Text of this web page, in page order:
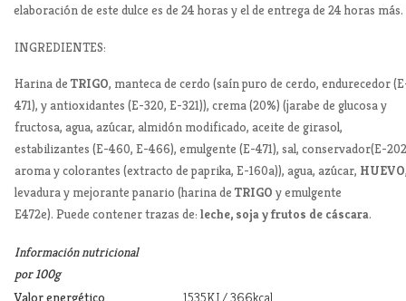
elaboración de este dulce es de 24 horas y el de entrega de 24 horas más.
INGREDIENTES:
Harina deTRIGO, manteca de cerdo (saín puro de cerdo, endurecedor
471), y antioxidantes (E-320, E-321)), crema (20%) (jarabe de glucosa y
fructosa, agua, azúcar, almidón modificado, aceite de girasol,
estabilizantes (E-460, E-466), emulgente (E-471), sal, conservador(E-
aroma y colorantes (extracto de paprika, E-160a)), agua, azúcar, HUEVO
levadura y mejorante panario (harina deTRIGO y emulgente
E472e). Puede contener trazas de: leche, soja y frutos de cáscara.
Información nutricional
por 100g
Valor energético
1535KJ / 366kcal